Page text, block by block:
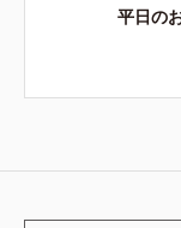
平日の